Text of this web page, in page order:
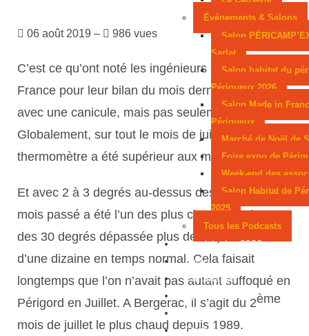
Événements & Salons
Salon
Sarlat
Salon habitat du
Périgueux 2026
Salon Made in
Périgueux
Marché de Noël de
Foire expo de
Week-end des
Salon Habitat de
2025
Tous les Podcasts
Municipales 2026
Jeux
Partenaires
Évènements
Contact
06 août 2019 – 986 vues
C’est ce qu’ont noté les ingénieurs de Météo
France pour leur bilan du mois dernier. Normal
avec une canicule, mais pas seulement.
Globalement, sur tout le mois de juillet, le
thermomètre a été supérieur aux moyennes.
Et avec 2 à 3 degrés au-dessus des normales, le
mois passé a été l’un des plus chauds. La barre
des 30 degrés dépassée plus de 21 jours. Moins
d’une dizaine en temps normal. Cela faisait
longtemps que l’on n’avait pas autant suffoqué en
Périgord en Juillet. A Bergerac, il s’agit du 2ème
mois de juillet le plus chaud depuis 1989.